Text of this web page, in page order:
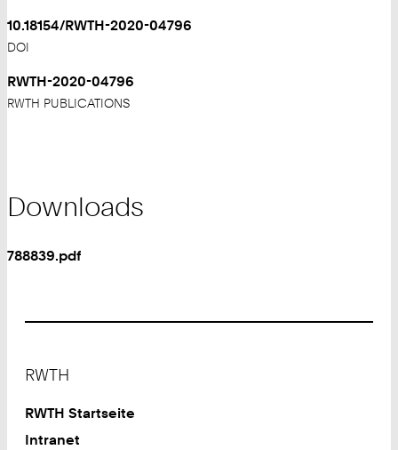
10.18154/RWTH-2020-04796
DOI
RWTH-2020-04796
RWTH PUBLICATIONS
Downloads
788839.pdf
RWTH
RWTH Startseite
Intranet